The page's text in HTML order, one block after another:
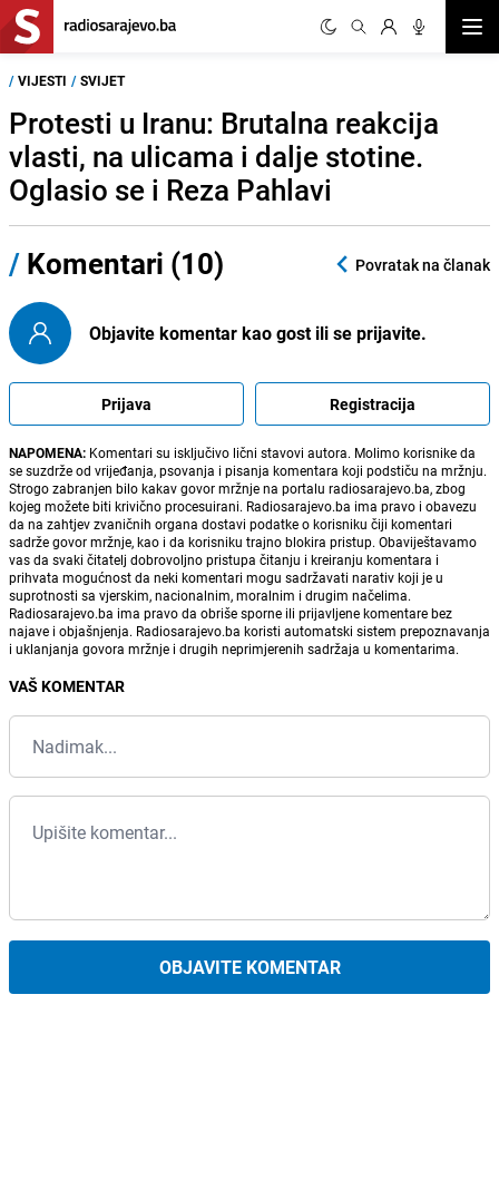
/ VIJESTI / SVIJET
Protesti u Iranu: Brutalna reakcija
vlasti, na ulicama i dalje stotine.
Oglasio se i Reza Pahlavi
/ Komentari (10) Povratak na članak
Objavite komentar kao gost ili se prijavite.
Prijava Registracija
NAPOMENA: Komentari su isključivo lični stavovi autora. Molimo korisnike da
se suzdrže od vrijeđanja, psovanja i pisanja komentara koji podstiču na mržnju.
Strogo zabranjen bilo kakav govor mržnje na portalu radiosarajevo.ba, zbog
kojeg možete biti krivično procesuirani. Radiosarajevo.ba ima pravo i obavezu
da na zahtjev zvaničnih organa dostavi podatke o korisniku čiji komentari
sadrže govor mržnje, kao i da korisniku trajno blokira pristup. Obaviještavamo
vas da svaki čitatelj dobrovoljno pristupa čitanju i kreiranju komentara i
prihvata mogućnost da neki komentari mogu sadržavati narativ koji je u
suprotnosti sa vjerskim, nacionalnim, moralnim i drugim načelima.
Radiosarajevo.ba ima pravo da obriše sporne ili prijavljene komentare bez
najave i objašnjenja. Radiosarajevo.ba koristi automatski sistem prepoznavanja
i uklanjanja govora mržnje i drugih neprimjerenih sadržaja u komentarima.
VAŠ KOMENTAR
OBJAVITE KOMENTAR